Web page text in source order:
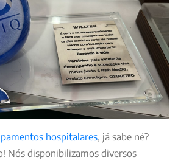
hospitalares, já sabe né?
Nós disponibilizamos diversos